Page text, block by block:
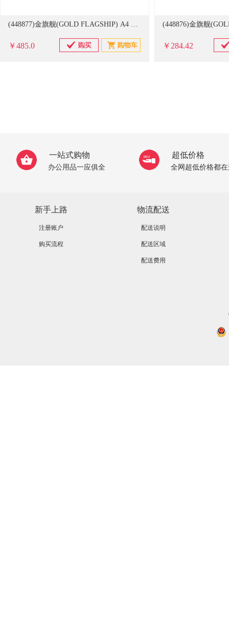
(448877)金旗舰(GOLD FLAGSHIP) A4 80g 500张/包 10包/箱 复印纸 白色(单位：箱)
￥485.0 ￥284.42
一站式购物
办公用品一应俱全
超低价格
全网超低价格都
新手上路
注册账户
购买流程
物流配送
配送说明
配送区域
配送费用